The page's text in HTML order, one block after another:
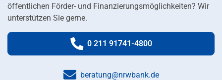
öffentlichen Förder- und Finanzierungsmöglichkeiten? Wir
unterstützen Sie gerne.
Telefonnummer:
0 211 91741-4800
beratung@nrwbank.de